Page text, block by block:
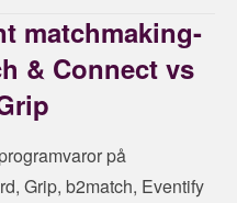
matchmaking-
& Connect vs
på
Grip, b2match, Eventify